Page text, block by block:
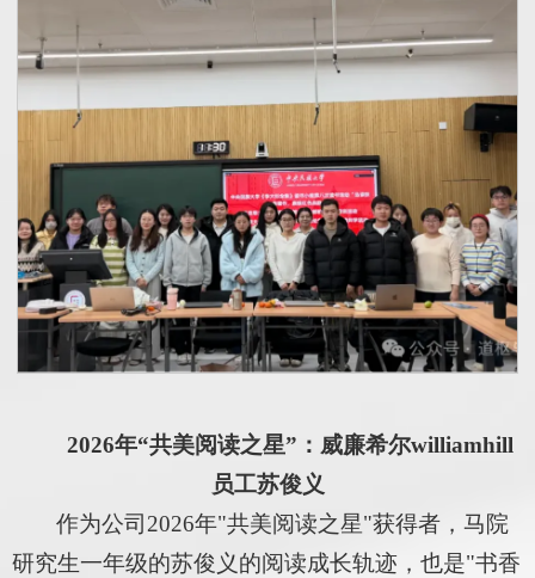
2026年“共美阅读之星”：威廉希尔williamhill
员工苏俊义
作为公司2026年"共美阅读之星"获得者，马院
研究生一年级的苏俊义的阅读成长轨迹，也是"书香